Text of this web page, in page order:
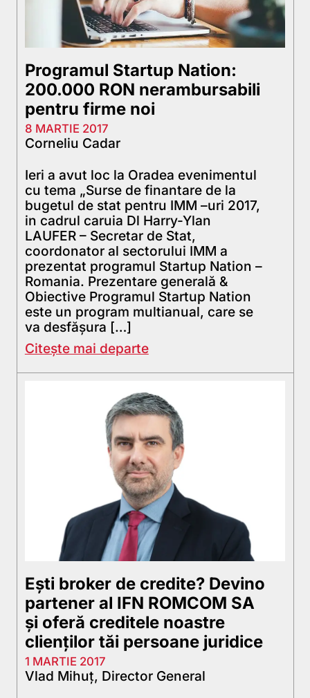
Programul Startup Nation:
200.000 RON nerambursabili
pentru firme noi
8 MARTIE 2017
Corneliu Cadar
Ieri a avut loc la Oradea evenimentul
cu tema „Surse de finantare de la
bugetul de stat pentru IMM –uri 2017,
in cadrul caruia Dl Harry-Ylan
LAUFER – Secretar de Stat,
coordonator al sectorului IMM a
prezentat programul Startup Nation –
Romania. Prezentare generală &
Obiective Programul Startup Nation
este un program multianual, care se
va desfășura […]
Citește mai departe
Ești broker de credite? Devino
partener al IFN ROMCOM SA
și oferă creditele noastre
clienților tăi persoane juridice
1 MARTIE 2017
Vlad Mihuț, Director General